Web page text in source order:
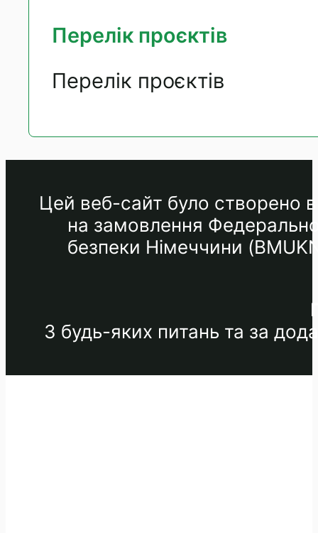
Перелік проєктів
Перелік проєктів
Цей веб-сайт було створено
на замовлення
безпеки Німеччини
З будь-яких питань та за